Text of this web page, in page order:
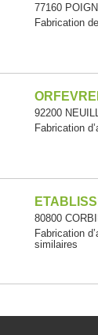
77160
Fabrication
92200
Fabrication
80800
Fabrication
similaires